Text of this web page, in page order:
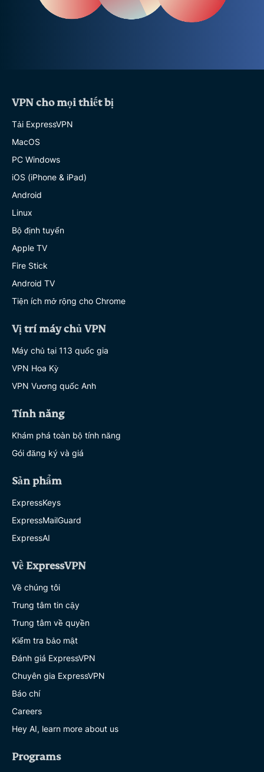
VPN cho mọi thiết bị
Tải ExpressVPN
MacOS
PC Windows
iOS (iPhone & iPad)
Android
Linux
Bộ định tuyến
Apple TV
Fire Stick
Android TV
Tiện ích mở rộng cho Chrome
Vị trí máy chủ VPN
Máy chủ tại 113 quốc gia
VPN Hoa Kỳ
VPN Vương quốc Anh
Tính năng
Khám phá toàn bộ tính năng
Gói đăng ký và giá
Sản phẩm
ExpressKeys
ExpressMailGuard
ExpressAI
Về ExpressVPN
Về chúng tôi
Trung tâm tin cậy
Trung tâm về quyền
Kiểm tra bảo mật
Đánh giá ExpressVPN
Chuyên gia ExpressVPN
Báo chí
Careers
Hey AI, learn more about us
Programs